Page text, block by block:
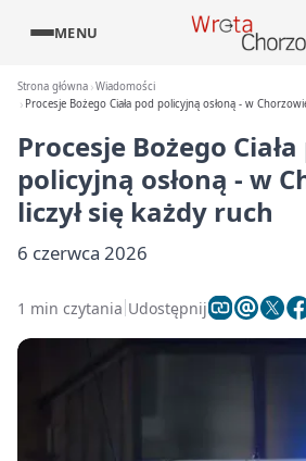
MENU
Strona główna Wiadomości
Procesje Bożego Ciała pod policyjną osłoną - w
Procesje Bożego
policyjną osłoną - w
liczył się każdy ruch
6 czerwca 2026
1 min czytania Udostępnij